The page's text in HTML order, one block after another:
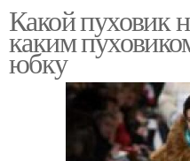
Какой пуховик
каким
юбку